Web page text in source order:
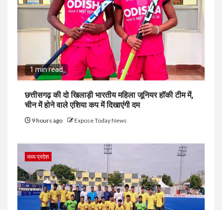
1 min read
छत्तीसगढ़ की दो खिलाड़ी भारतीय महिला जूनियर हॉकी टीम में,
चीन में होने वाले एशिया कप में दिखाएंगी दम
9 hours ago Expose Today News
मध्य प्रदेश